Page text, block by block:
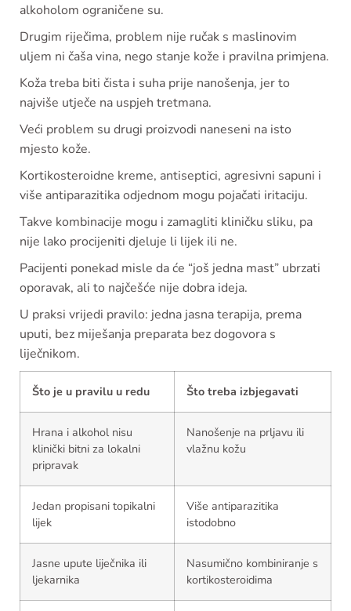
alkoholom ograničene su.
Drugim riječima, problem nije ručak s maslinovim
uljem ni čaša vina, nego stanje kože i pravilna primjena.
Koža treba biti čista i suha prije nanošenja, jer to
najviše utječe na uspjeh tretmana.
Veći problem su drugi proizvodi naneseni na isto
mjesto kože.
Kortikosteroidne kreme, antiseptici, agresivni sapuni i
više antiparazitika odjednom mogu pojačati iritaciju.
Takve kombinacije mogu i zamagliti kliničku sliku, pa
nije lako procijeniti djeluje li lijek ili ne.
Pacijenti ponekad misle da će “još jedna mast” ubrzati
oporavak, ali to najčešće nije dobra ideja.
U praksi vrijedi pravilo: jedna jasna terapija, prema
uputi, bez miješanja preparata bez dogovora s
liječnikom.
Što je u pravilu u redu Što treba izbjegavati
Hrana i alkohol nisu
klinički bitni za lokalni
pripravak
Nanošenje na prljavu ili
vlažnu kožu
Jedan propisani topikalni
lijek
Više antiparazitika
istodobno
Jasne upute liječnika ili
ljekarnika
Nasumično kombiniranje s
kortikosteroidima